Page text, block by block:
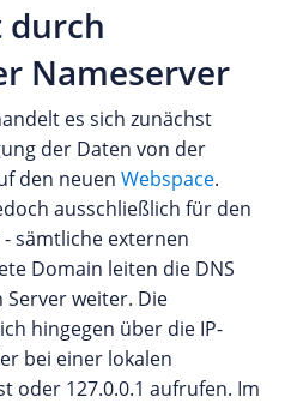
durch
Nameserver
es sich zunächst
der Daten von der
den neuen Webspace.
ausschließlich für den
sämtliche externen
Domain leiten die DNS
Server weiter. Die
hingegen über die IP-
bei einer lokalen
oder 127.0.0.1 aufrufen. Im